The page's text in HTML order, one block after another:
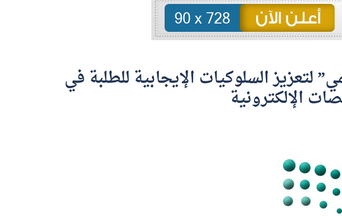
لتعزيز السلوكيات الإيجابية للطلبة في
الإلكترونية